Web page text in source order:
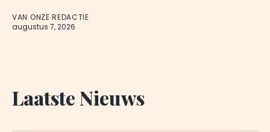
VAN ONZE REDACTIE
augustus 7, 2026
Laatste Nieuws